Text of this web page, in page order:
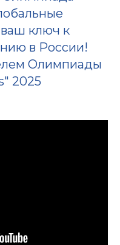
ключ к
в России!
Олимпиады
2025